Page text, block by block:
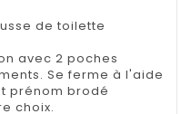
de toilette
avec 2 poches
Se ferme à l'aide
prénom brodé
choix.